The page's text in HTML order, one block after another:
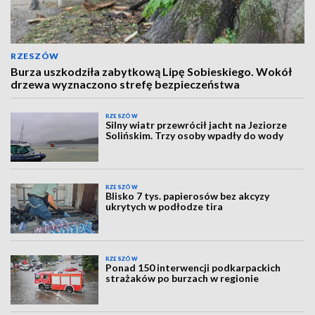
RZESZÓW
Burza uszkodziła zabytkową Lipę Sobieskiego. Wokół
drzewa wyznaczono strefę bezpieczeństwa
RZESZÓW
Silny wiatr przewrócił jacht na Jeziorze
Solińskim. Trzy osoby wpadły do wody
RZESZÓW
Blisko 7 tys. papierosów bez akcyzy
ukrytych w podłodze tira
RZESZÓW
Ponad 150 interwencji podkarpackich
strażaków po burzach w regionie